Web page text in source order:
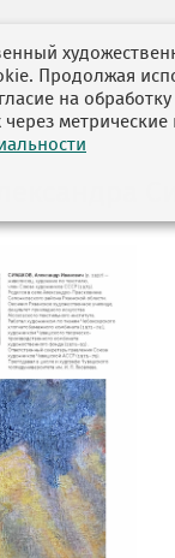
Продолжая
на